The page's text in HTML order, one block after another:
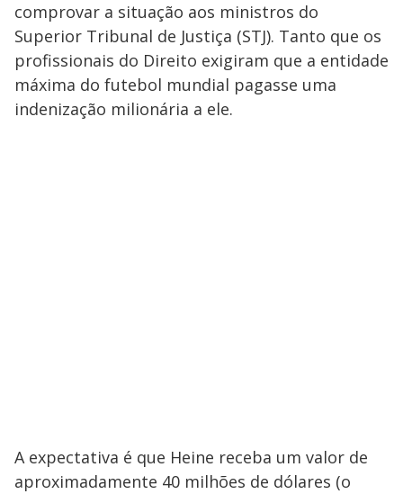
comprovar a situação aos ministros do
Superior Tribunal de Justiça (STJ). Tanto que os
profissionais do Direito exigiram que a entidade
máxima do futebol mundial pagasse uma
indenização milionária a ele.
A expectativa é que Heine receba um valor de
aproximadamente 40 milhões de dólares (o